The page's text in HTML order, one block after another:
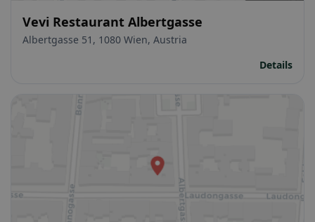
Vevi Restaurant Albertgasse
Albertgasse 51, 1080 Wien, Austria
Details